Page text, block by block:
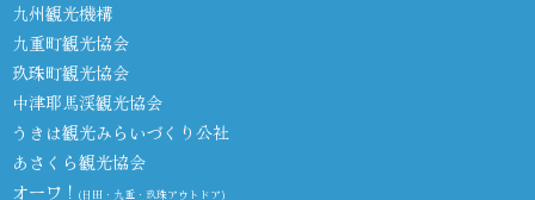
九州観光機構
九重町観光協会
玖珠町観光協会
中津耶馬渓観光協会
うきは観光みらいづくり公社
あさくら観光協会
オーワ！ (日田・九重・玖珠アウトドア)